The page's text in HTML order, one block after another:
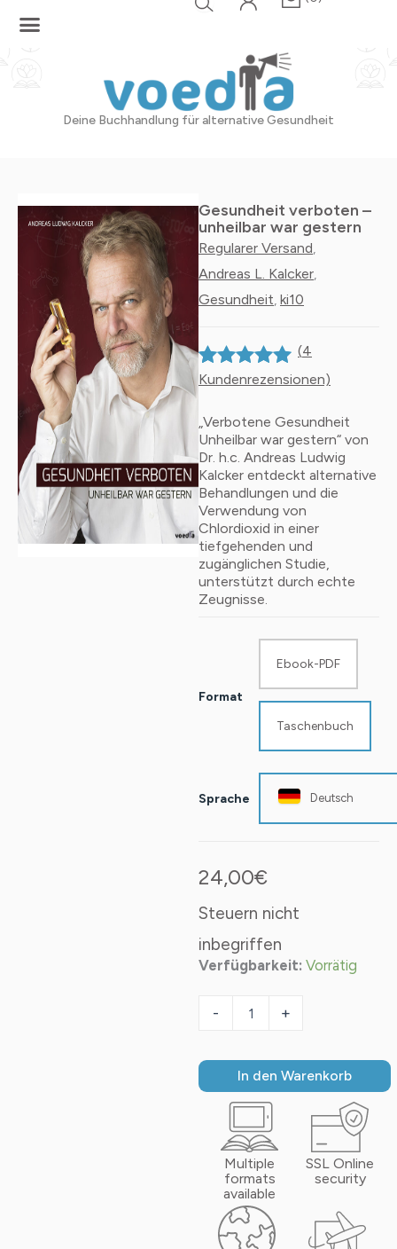
Deine Buchhandlung für alternative Gesundheit
Gesundheit verboten –
unheilbar war gestern
Regularer Versand
Andreas L. Kalcker
Gesundheit ki10
Bewertet mit
basierend
auf
4
Kundenbewertungen
(4
Kundenrezensionen)
„Verbotene Gesundheit
Unheilbar war gestern“ von
Dr. h.c. Andreas Ludwig
Kalcker entdeckt alternative
Behandlungen und die
Verwendung von
Chlordioxid in einer
tiefgehenden und
zugänglichen Studie,
unterstützt durch echte
Zeugnisse.
Format
Ebook-PDF
Taschenbuch
Sprache Deutsch
24,00€
Steuern nicht
inbegriffen
Verfügbarkeit: Vorrätig
-
war
+
In den Warenkorb
Multiple
formats
available
SSL Online
security